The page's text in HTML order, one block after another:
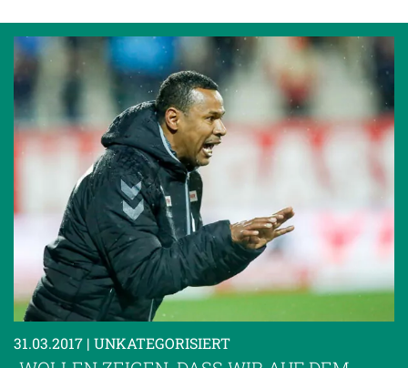
31.03.2017 | UNKATEGORISIERT